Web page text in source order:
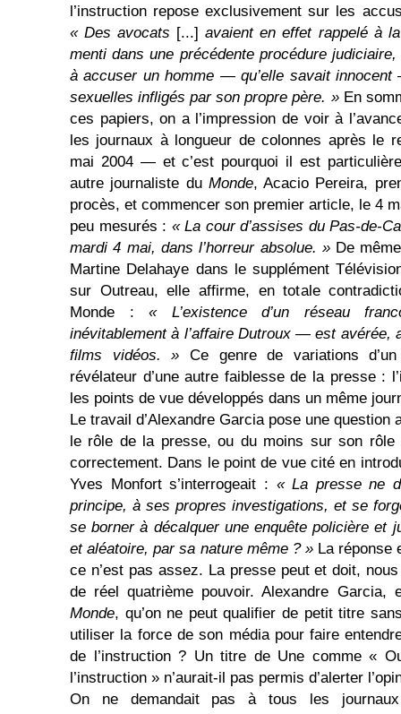
l’instruction repose exclusivement sur les
« Des avocats [...]avaient en effet rappelé à
menti dans une précédente procédure
à accuser un homme — qu’elle savait
sexuelles infligés par son propre père. »En
ces papiers, on a l’impression de voir à
les journaux à longueur de colonnes après le
mai 2004 — et c’est pourquoi il est
autre journaliste du Monde, Acacio Pereira,
procès, et commencer son premier article, le 4
peu mesurés : « La cour d’assises du Pas-de-
mardi 4 mai, dans l’horreur absolue. »De
Martine Delahaye dans le supplément
sur Outreau, elle affirme, en totale
Monde :« L’existence d’un réseau
inévitablement à l’affaire Dutroux — est avérée,
films vidéos. » Ce genre de variations
révélateur d’une autre faiblesse de la presse :
les points de vue développés dans un même
Le travail d’Alexandre Garcia pose une
le rôle de la presse, ou du moins sur son
correctement. Dans le point de vue cité en
Yves Monfort s’interrogeait : « La presse ne
principe, à ses propres investigations, et se
se borner à décalquer une enquête policière et
et aléatoire, par sa nature même ? » La réponse
ce n’est pas assez. La presse peut et doit,
de réel quatrième pouvoir. Alexandre Garcia,
Monde, qu’on ne peut qualifier de petit titre
utiliser la force de son média pour faire
de l’instruction ? Un titre de Une comme «
l’instruction » n’aurait-il pas permis d’alerter
On ne demandait pas à tous les